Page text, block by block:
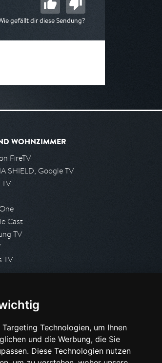
Technologien, um Ihnen
und die Werbung, die Sie
Diese Technologien nutzen
gefällt dir diese Sendung?
WOHNZIMMER
FireTV
SHIELD, Google TV
Cast
TV
TV
stellen
& SUPPORT
gestellte Fragen